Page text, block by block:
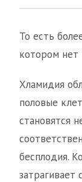
То есть
котором нет
Хламидия
половые
становятся
бесплодия.
затрагивает